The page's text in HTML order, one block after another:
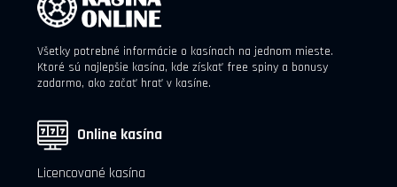
Všetky potrebné informácie o kasínach na jednom mieste.
Ktoré sú najlepšie kasína, kde získať free spiny a bonusy
zadarmo, ako začať hrať v kasíne.
Online kasína
Licencované kasína